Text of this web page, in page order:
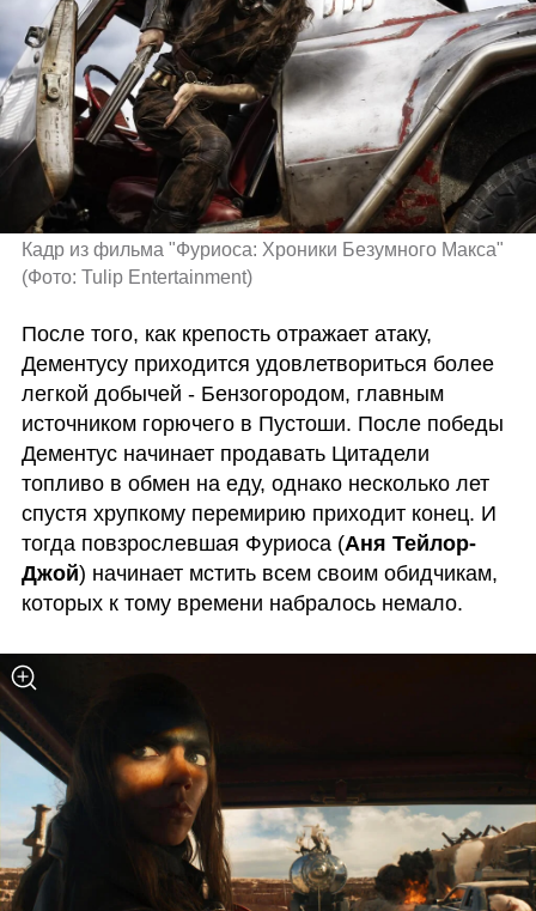
(Фото: Tulip Entertainment)
После того, как крепость отражает атаку,
Дементусу приходится удовлетвориться более
легкой добычей - Бензогородом, главным
источником горючего в Пустоши. После победы
Дементус начинает продавать Цитадели
топливо в обмен на еду, однако несколько лет
спустя хрупкому перемирию приходит конец. И
тогда повзрослевшая Фуриоса (Аня Тейлор-
Джой) начинает мстить всем своим обидчикам,
которых к тому времени набралось немало.